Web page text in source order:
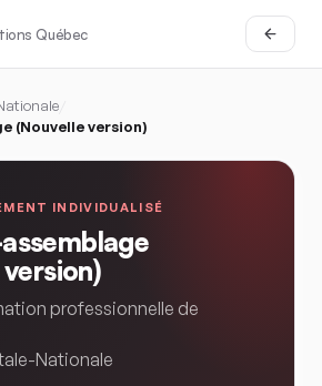
Québec
(Nouvelle version)
INDIVIDUALISÉ
professionnelle de
Nationale